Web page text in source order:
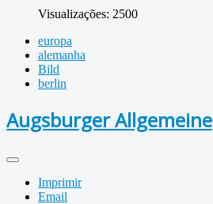
Visualizações: 2500
europa
alemanha
Bild
berlin
Augsburger Allgemeine
Imprimir
Email